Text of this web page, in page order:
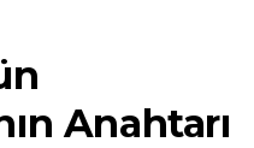
Anahtarı